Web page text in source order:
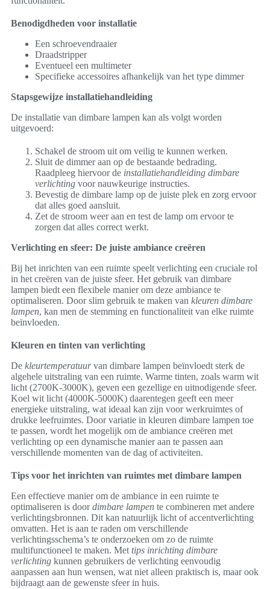
Benodigdheden voor installatie
Een schroevendraaier
Draadstripper
Eventueel een multimeter
Specifieke accessoires afhankelijk van het type dimmer
Stapsgewijze installatiehandleiding
De installatie van dimbare lampen kan als volgt worden
uitgevoerd:
Schakel de stroom uit om veilig te kunnen werken.
Sluit de dimmer aan op de bestaande bedrading.
Raadpleeg hiervoor de installatiehandleiding dimbare
verlichting voor nauwkeurige instructies.
Bevestig de dimbare lamp op de juiste plek en zorg ervoor
dat alles goed aansluit.
Zet de stroom weer aan en test de lamp om ervoor te
zorgen dat alles correct werkt.
Verlichting en sfeer: De juiste ambiance creëren
Bij het inrichten van een ruimte speelt verlichting een cruciale rol
in het creëren van de juiste sfeer. Het gebruik van dimbare
lampen biedt een flexibele manier om deze ambiance te
optimaliseren. Door slim gebruik te maken van kleuren dimbare
lampen, kan men de stemming en functionaliteit van elke ruimte
beïnvloeden.
Kleuren en tinten van verlichting
De kleurtemperatuurvan dimbare lampen beïnvloedt sterk de
algehele uitstraling van een ruimte. Warme tinten, zoals warm wit
licht (2700K-3000K), geven een gezellige en uitnodigende sfeer.
Koel wit licht (4000K-5000K) daarentegen geeft een meer
energieke uitstraling, wat ideaal kan zijn voor werkruimtes of
drukke leefruimtes. Door variatie in kleuren dimbare lampen toe
te passen, wordt het mogelijk om de ambiance creëren met
verlichting op een dynamische manier aan te passen aan
verschillende momenten van de dag of activiteiten.
Tips voor het inrichten van ruimtes met dimbare lampen
Een effectieve manier om de ambiance in een ruimte te
optimaliseren is doordimbare lampen te combineren met andere
verlichtingsbronnen. Dit kan natuurlijk licht of accentverlichting
omvatten. Het is aan te raden om verschillende
verlichtingsschema’s te onderzoeken om zo de ruimte
multifunctioneel te maken. Met tips inrichting dimbare
verlichting kunnen gebruikers de verlichting eenvoudig
aanpassen aan hun wensen, wat niet alleen praktisch is, maar ook
bijdraagt aan de gewenste sfeer in huis.